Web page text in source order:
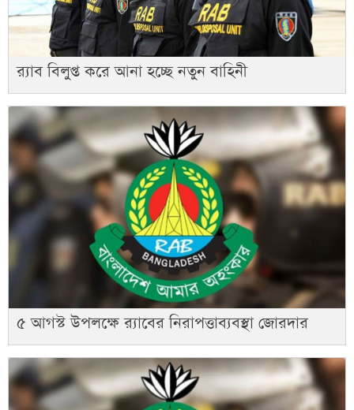
র‍্যাব বিলুপ্ত করে আনা হচ্ছে নতুন বাহিনী
৫ আগস্ট উপলক্ষে র‌্যাবের নিরাপত্তাব্যবস্থা জোরদার